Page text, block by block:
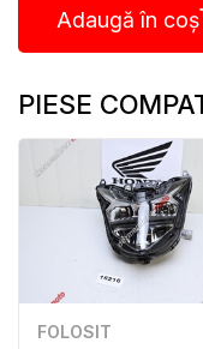
Adaugă în coș
PIESE
FOLOSIT